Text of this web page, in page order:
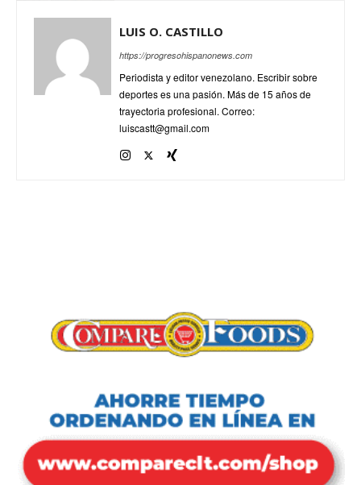
LUIS O. CASTILLO
https://progresohispanonews.com
Periodista y editor venezolano. Escribir sobre
deportes es una pasión. Más de 15 años de
trayectoria profesional. Correo:
luiscastt@gmail.com